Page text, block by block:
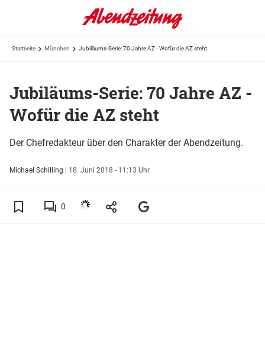
Startseite München Jubiläums-Serie: 70 Jahre AZ - Wofür die AZ steht
Jubiläums-Serie: 70 Jahre AZ -
Wofür die AZ steht
Der Chefredakteur über den Charakter der Abendzeitung.
Michael Schilling | 18. Juni 2018 - 11:13 Uhr
0